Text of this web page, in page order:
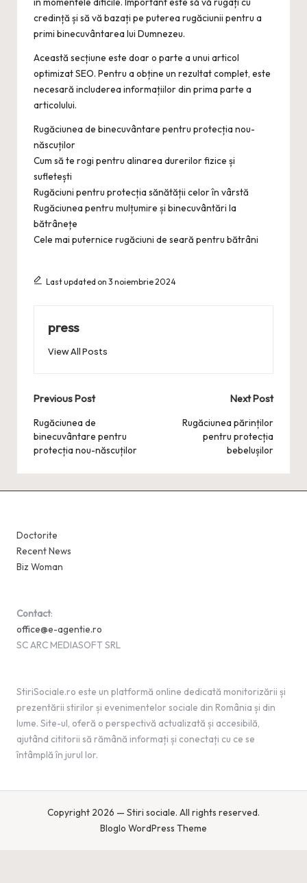
credință și să vă bazați pe puterea rugăciunii pentru a
primi binecuvântarea lui Dumnezeu.
Această secțiune este doar o parte a unui articol
optimizat SEO. Pentru a obține un rezultat complet, este
necesară includerea informațiilor din prima parte a
articolului.
Rugăciunea de binecuvântare pentru protecția nou-
născuților
Cum să te rogi pentru alinarea durerilor fizice și
sufletești
Rugăciuni pentru protecția sănătății celor în vârstă
Rugăciunea pentru mulțumire și binecuvântări la
bătrânețe
Cele mai puternice rugăciuni de seară pentru bătrâni
Last updated on 3 noiembrie 2024
press
View All Posts
Post
navigation
Previous Post
Rugăciunea de
binecuvântare pentru
protecția nou-născuților
Next Post
Rugăciunea părinților
pentru protecția
bebelușilor
Doctorite
Recent News
Biz Woman
Contact:
office@e-agentie.ro
SC ARC MEDIASOFT SRL
StiriSociale.ro este un platformă online dedicată monitorizării și
prezentării stirilor și evenimentelor sociale din România și din
lume. Site-ul, oferă o perspectivă actualizată și accesibilă,
ajutând cititorii să rămână informați și conectați cu ce se
întâmplă în jurul lor.
Copyright 2026 — Stiri sociale. All rights reserved.
Bloglo WordPress Theme